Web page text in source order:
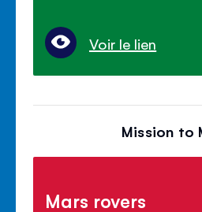
Voir le lien
Mission to
Mars rovers